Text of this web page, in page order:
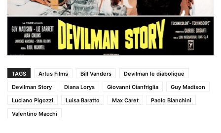
TAGS Artus Films Bill Vanders
Devilman le diabolique
Devilman Story
Diana Lorys Giovanni Cianfriglia
Guy Madison
Luciano Pigozzi
Luisa Baratto Max Caret
Paolo Bianchini
Valentino Macchi